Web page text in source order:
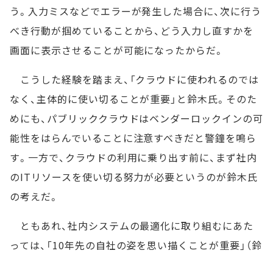
う。入力ミスなどでエラーが発生した場合に、次に行う
べき行動が掴めていることから、どう入力し直すかを
画面に表示させることが可能になったからだ。
こうした経験を踏まえ、「クラウドに使われるのでは
なく、主体的に使い切ることが重要」と鈴木氏。そのた
めにも、パブリッククラウドはベンダーロックインの可
能性をはらんでいることに注意すべきだと警鐘を鳴ら
す。一方で、クラウドの利用に乗り出す前に、まず社内
のITリソースを使い切る努力が必要というのが鈴木氏
の考えだ。
ともあれ、社内システムの最適化に取り組むにあた
っては、「10年先の自社の姿を思い描くことが重要」（鈴